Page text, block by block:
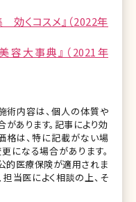
くコスメ』（2022年
容大事典』（2021年
術内容は、個人の体質や
あります。記事により効
格は、特に記載がない場
になる場合があります。
的医療保険が適用されま
当医によく相談の上、そ